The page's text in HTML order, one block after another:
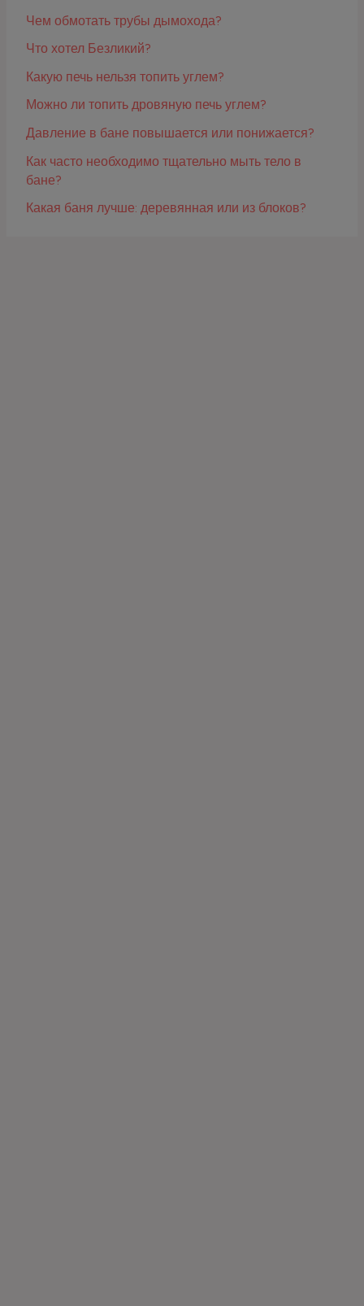
Чем обмотать трубы дымохода?
Что хотел Безликий?
Какую печь нельзя топить углем?
Можно ли топить дровяную печь углем?
Давление в бане повышается или понижается?
Как часто необходимо тщательно мыть тело в
бане?
Какая баня лучше: деревянная или из блоков?